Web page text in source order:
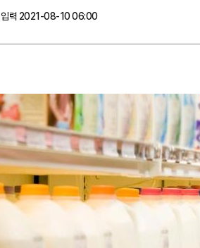
입력 2021-08-10 06:00